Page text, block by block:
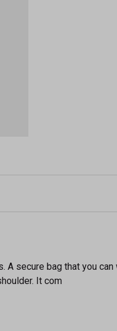
secure bag that you
It com